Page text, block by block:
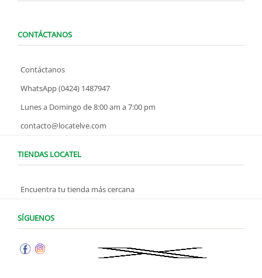
CONTÁCTANOS
Contáctanos
WhatsApp (0424) 1487947
Lunes a Domingo de 8:00 am a 7:00 pm
contacto@locatelve.com
TIENDAS LOCATEL
Encuentra tu tienda más cercana
SÍGUENOS